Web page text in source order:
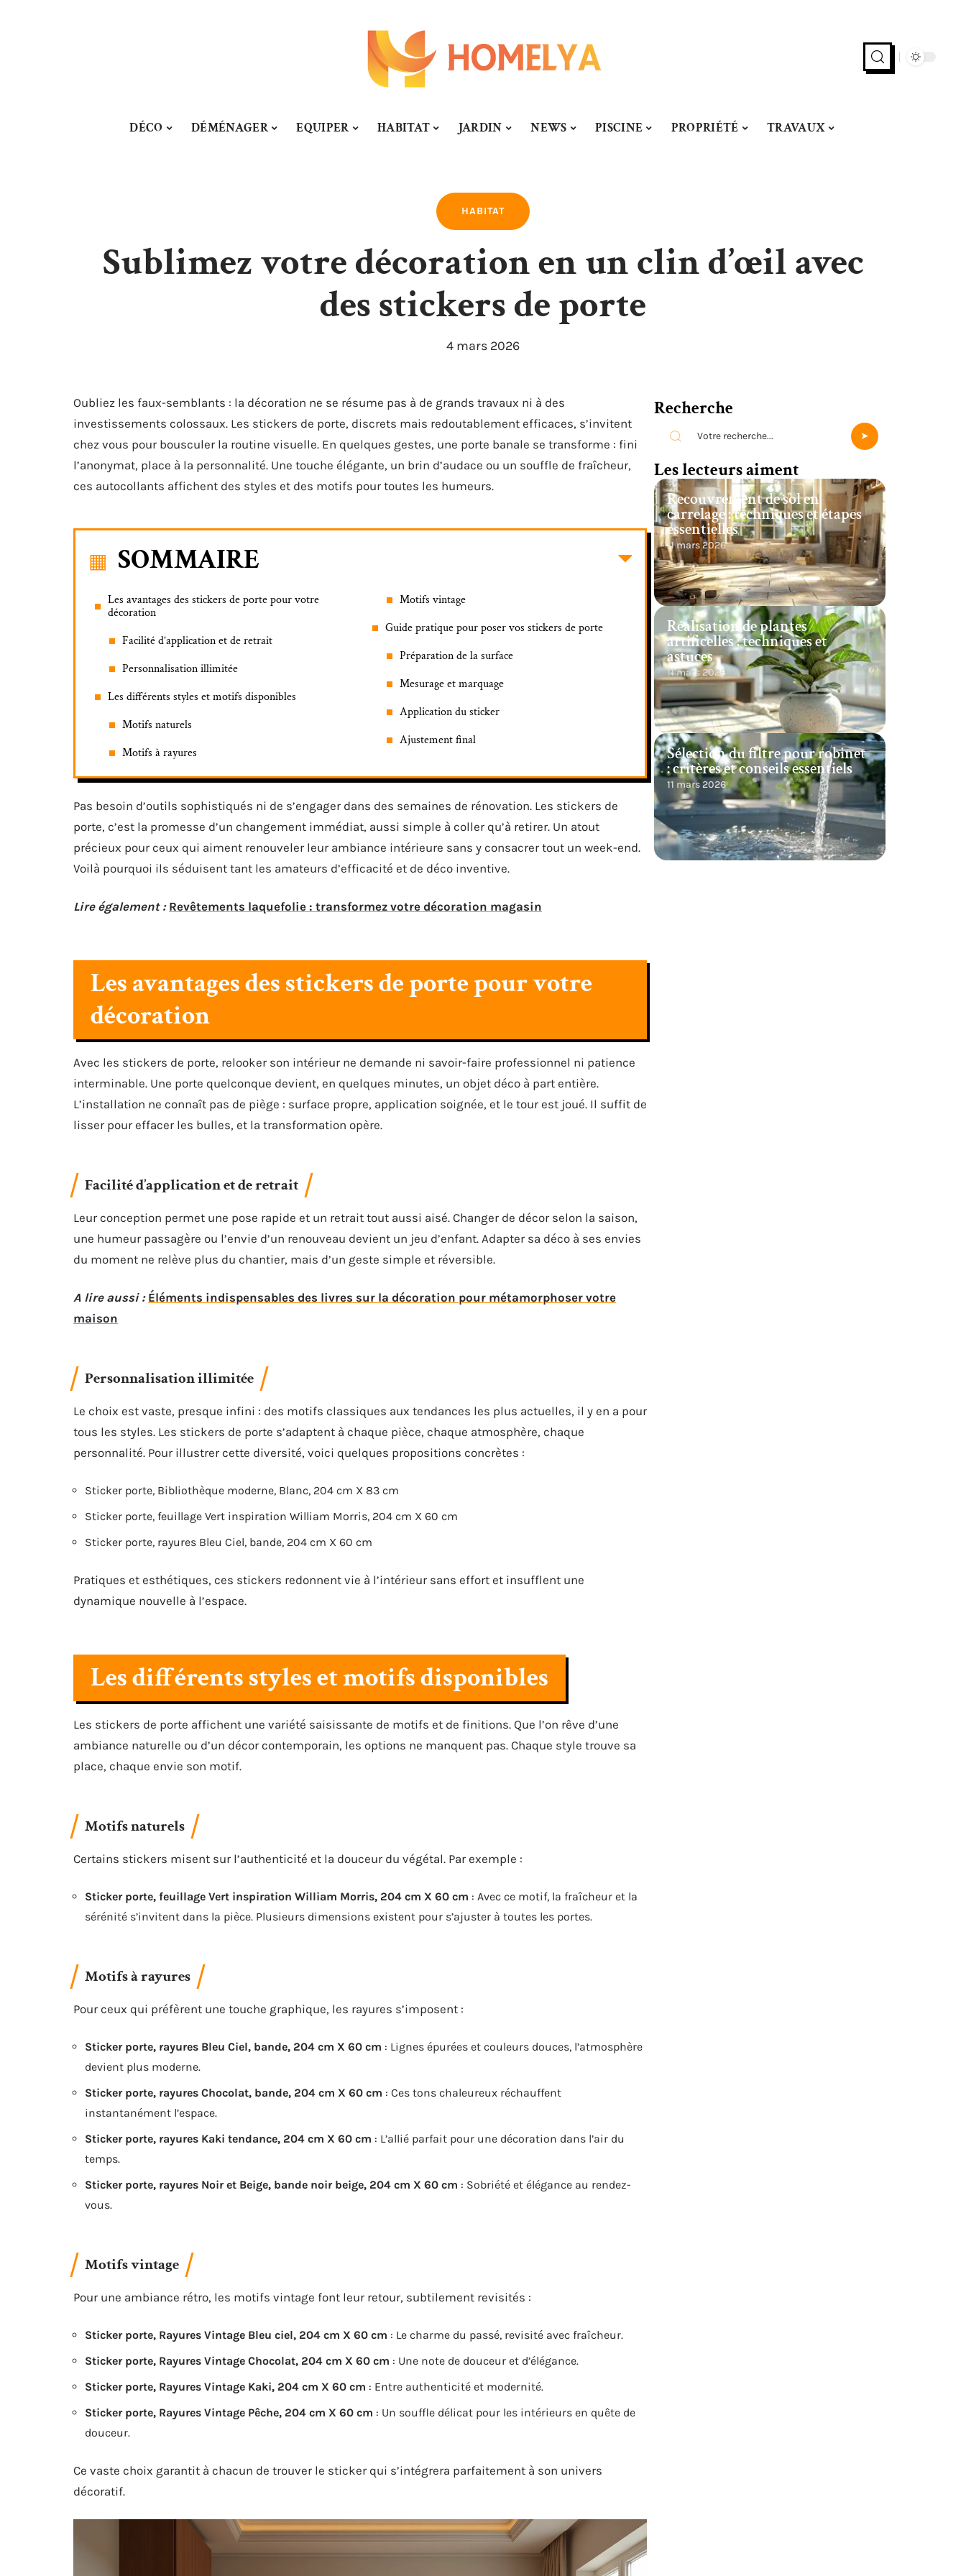
DÉCO DÉMÉNAGER EQUIPER HABITAT JARDIN NEWS PISCINE PROPRIÉTÉ TRAVAUX
HABITAT
Sublimez votre décoration en un clin d’œil avec
des stickers de porte
4 mars 2026
Oubliez les faux-semblants : la décoration ne se résume pas à de grands travaux ni à des
investissements colossaux. Les stickers de porte, discrets mais redoutablement efficaces, s’invitent
chez vous pour bousculer la routine visuelle. En quelques gestes, une porte banale se transforme : fini
l’anonymat, place à la personnalité. Une touche élégante, un brin d’audace ou un souffle de fraîcheur,
ces autocollants affichent des styles et des motifs pour toutes les humeurs.
SOMMAIRE
Les avantages des stickers de porte pour votre
décoration
Facilité d’application et de retrait
Personnalisation illimitée
Les différents styles et motifs disponibles
Motifs naturels
Motifs à rayures
Motifs vintage
Guide pratique pour poser vos stickers de porte
Préparation de la surface
Mesurage et marquage
Application du sticker
Ajustement final
Pas besoin d’outils sophistiqués ni de s’engager dans des semaines de rénovation. Les stickers de
porte, c’est la promesse d’un changement immédiat, aussi simple à coller qu’à retirer. Un atout
précieux pour ceux qui aiment renouveler leur ambiance intérieure sans y consacrer tout un week-end.
Voilà pourquoi ils séduisent tant les amateurs d’efficacité et de déco inventive.
Lire également : Revêtements laquefolie : transformez votre décoration magasin
Les avantages des stickers de porte pour votre
décoration
Avec les stickers de porte, relooker son intérieur ne demande ni savoir-faire professionnel ni patience
interminable. Une porte quelconque devient, en quelques minutes, un objet déco à part entière.
L’installation ne connaît pas de piège : surface propre, application soignée, et le tour est joué. Il suffit de
lisser pour effacer les bulles, et la transformation opère.
Facilité d’application et de retrait
Leur conception permet une pose rapide et un retrait tout aussi aisé. Changer de décor selon la saison,
une humeur passagère ou l’envie d’un renouveau devient un jeu d’enfant. Adapter sa déco à ses envies
du moment ne relève plus du chantier, mais d’un geste simple et réversible.
A lire aussi : Éléments indispensables des livres sur la décoration pour métamorphoser votre
maison
Personnalisation illimitée
Le choix est vaste, presque infini : des motifs classiques aux tendances les plus actuelles, il y en a pour
tous les styles. Les stickers de porte s’adaptent à chaque pièce, chaque atmosphère, chaque
personnalité. Pour illustrer cette diversité, voici quelques propositions concrètes :
Sticker porte, Bibliothèque moderne, Blanc, 204 cm X 83 cm
Sticker porte, feuillage Vert inspiration William Morris, 204 cm X 60 cm
Sticker porte, rayures Bleu Ciel, bande, 204 cm X 60 cm
Pratiques et esthétiques, ces stickers redonnent vie à l’intérieur sans effort et insufflent une
dynamique nouvelle à l’espace.
Les différents styles et motifs disponibles
Les stickers de porte affichent une variété saisissante de motifs et de finitions. Que l’on rêve d’une
ambiance naturelle ou d’un décor contemporain, les options ne manquent pas. Chaque style trouve sa
place, chaque envie son motif.
Motifs naturels
Certains stickers misent sur l’authenticité et la douceur du végétal. Par exemple :
Sticker porte, feuillage Vert inspiration William Morris, 204 cm X 60 cm : Avec ce motif, la fraîcheur et la
sérénité s’invitent dans la pièce. Plusieurs dimensions existent pour s’ajuster à toutes les portes.
Motifs à rayures
Pour ceux qui préfèrent une touche graphique, les rayures s’imposent :
Sticker porte, rayures Bleu Ciel, bande, 204 cm X 60 cm : Lignes épurées et couleurs douces, l’atmosphère
devient plus moderne.
Sticker porte, rayures Chocolat, bande, 204 cm X 60 cm : Ces tons chaleureux réchauffent
instantanément l’espace.
Sticker porte, rayures Kaki tendance, 204 cm X 60 cm : L’allié parfait pour une décoration dans l’air du
temps.
Sticker porte, rayures Noir et Beige, bande noir beige, 204 cm X 60 cm : Sobriété et élégance au rendez-
vous.
Motifs vintage
Pour une ambiance rétro, les motifs vintage font leur retour, subtilement revisités :
Sticker porte, Rayures Vintage Bleu ciel, 204 cm X 60 cm : Le charme du passé, revisité avec fraîcheur.
Sticker porte, Rayures Vintage Chocolat, 204 cm X 60 cm : Une note de douceur et d’élégance.
Sticker porte, Rayures Vintage Kaki, 204 cm X 60 cm : Entre authenticité et modernité.
Sticker porte, Rayures Vintage Pêche, 204 cm X 60 cm : Un souffle délicat pour les intérieurs en quête de
douceur.
Ce vaste choix garantit à chacun de trouver le sticker qui s’intégrera parfaitement à son univers
décoratif.
Recherche
Les lecteurs aiment
Recouvrement de sol en
carrelage : techniques et étapes
essentielles
11 mars 2026
Réalisation de plantes
artificelles : techniques et
astuces
11 mars 2026
Sélection du filtre pour robinet
: critères et conseils essentiels
11 mars 2026